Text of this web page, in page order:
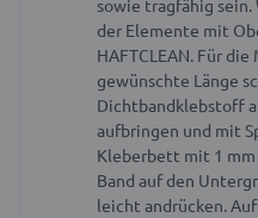
sowie tragfähig sein.
der Elemente mit
HAFTCLEAN. Für die
gewünschte Länge
Dichtbandklebstoff
aufbringen und mit
Kleberbett mit 1
Band auf den
leicht andrücken.